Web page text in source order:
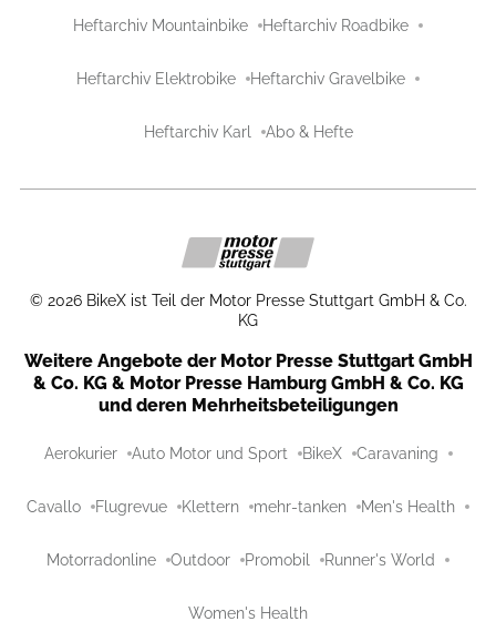
Heftarchiv Mountainbike Heftarchiv Roadbike
Heftarchiv Elektrobike Heftarchiv Gravelbike
Heftarchiv Karl Abo & Hefte
© 2026 BikeX ist Teil der Motor Presse Stuttgart GmbH & Co.
KG
Weitere Angebote der Motor Presse Stuttgart GmbH
& Co. KG & Motor Presse Hamburg GmbH & Co. KG
und deren Mehrheitsbeteiligungen
Aerokurier Auto Motor und Sport BikeX Caravaning
Cavallo Flugrevue Klettern mehr-tanken Men's Health
Motorradonline Outdoor Promobil Runner's World
Women's Health